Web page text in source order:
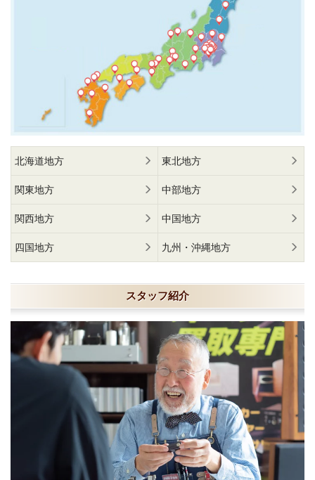
北海道地方 東北地方
関東地方 中部地方
関西地方 中国地方
四国地方 九州・沖縄地方
スタッフ紹介